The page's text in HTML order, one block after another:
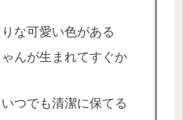
な可愛い色がある
んが生まれてすぐか
つでも清潔に保てる